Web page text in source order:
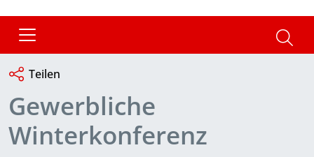
Teilen
Gewerbliche
Winterkonferenz